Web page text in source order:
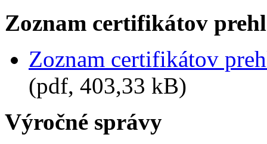
Zoznam certifikátov
Zoznam certifikátov
(pdf, 403,33 kB)
Výročné správy